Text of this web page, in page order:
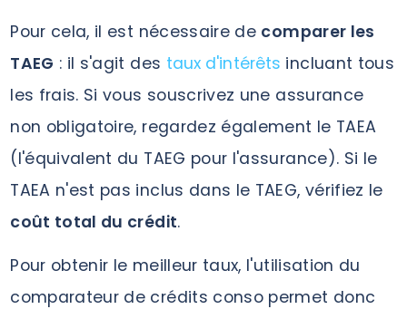
Pour cela, il est nécessaire de comparer les
TAEG : il s'agit des taux d'intérêts incluant tous
les frais. Si vous souscrivez une assurance
non obligatoire, regardez également le TAEA
(l'équivalent du TAEG pour l'assurance). Si le
TAEA n'est pas inclus dans le TAEG, vérifiez le
coût total du crédit.
Pour obtenir le meilleur taux, l'utilisation du
comparateur de crédits conso permet donc